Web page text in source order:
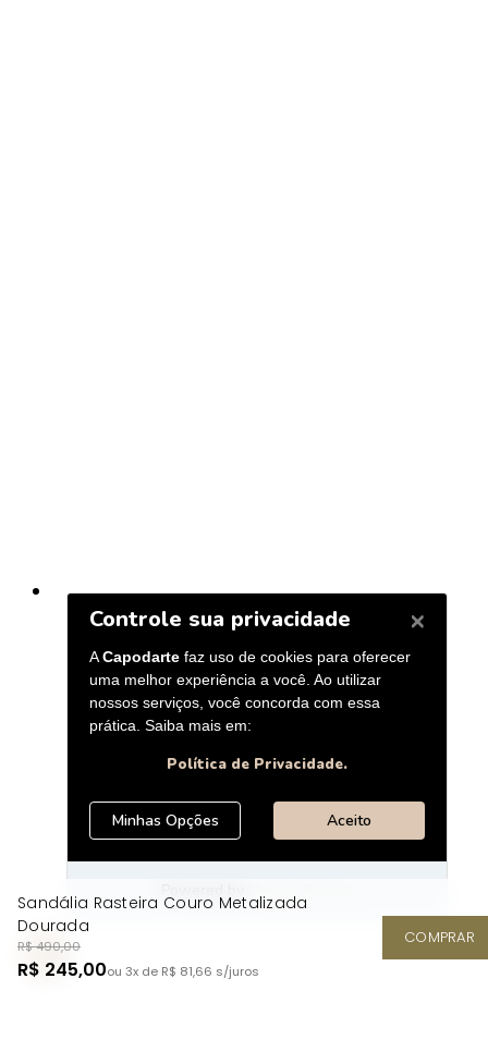
Sandália Rasteira Couro Metalizada
Dourada
R$ 490,00
R$ 245,00ou 3x de R$ 81,66 s/juros
COMPRAR